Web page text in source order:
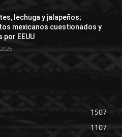
lechuga y jalapeños;
mexicanos cuestionados y
por EEUU
1507
1107